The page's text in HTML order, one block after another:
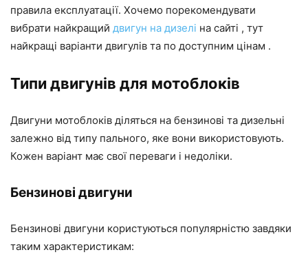
правила експлуатації. Хочемо порекомендувати
вибрати найкращий двигун на дизелі на сайті , тут
найкращі варіанти двигулів та по доступним цінам .
Типи двигунів для мотоблоків
Двигуни мотоблоків діляться на бензинові та дизельні
залежно від типу пального, яке вони використовують.
Кожен варіант має свої переваги і недоліки.
Бензинові двигуни
Бензинові двигуни користуються популярністю завдяки
таким характеристикам: